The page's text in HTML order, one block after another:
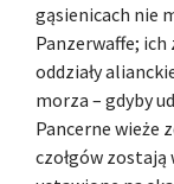
gąsienicach nie
Panzerwaffe;
oddziały
morza – gdyby
Pancerne wieże
czołgów